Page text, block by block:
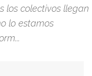
los colectivos llegan
lo estamos